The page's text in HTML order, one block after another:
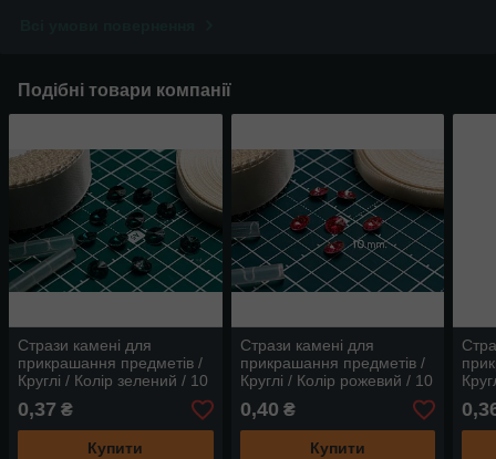
Подібні товари компанії
Стрази камені для
прикрашання предметів /
Круглі / Колір зелений / 10
мм
0,37 ₴
Купити
Стрази камені для
прикрашання предметів /
Круглі / Колір рожевий / 10
мм
0,40 ₴
Купити
10